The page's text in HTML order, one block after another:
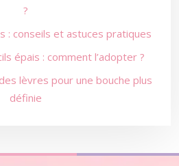
?
: conseils et astuces pratiques
épais : comment l’adopter ?
lèvres pour une bouche plus
définie